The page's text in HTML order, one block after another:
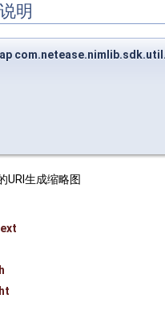
明
URI生成缩略图